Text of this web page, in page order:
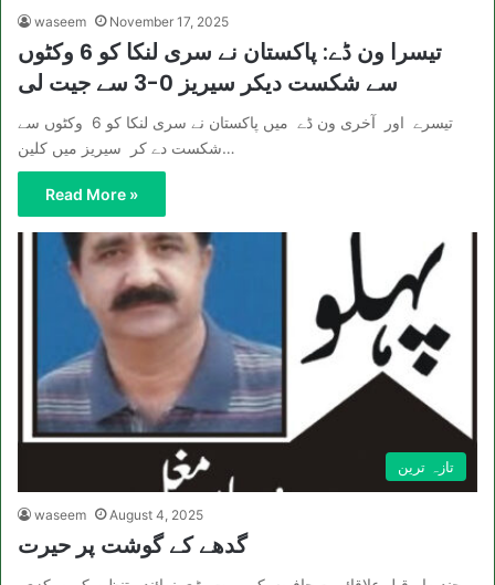
waseem November 17, 2025
تیسرا ون ڈے: پاکستان نے سری لنکا کو 6 وکٹوں
سے شکست دیکر سیریز 0-3 سے جیت لی
تیسرے اور آخری ون ڈے میں پاکستان نے سری لنکا کو 6 وکٹوں سے
شکست دے کر سیریز میں کلین…
Read More »
تازہ ترین
waseem August 4, 2025
گدھے کے گوشت پر حیرت